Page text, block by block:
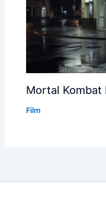
Mortal Kombat
Film